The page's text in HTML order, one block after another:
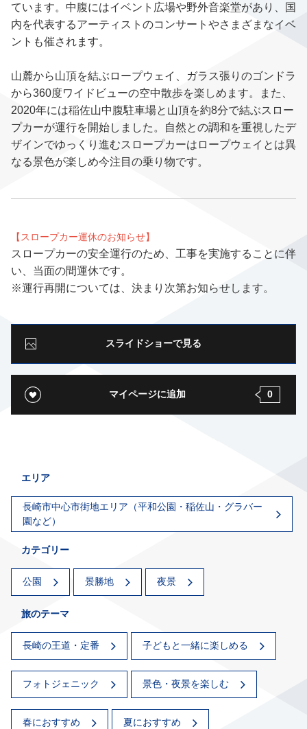
ています。中腹にはイベント広場や野外音楽堂があり、国
内を代表するアーティストのコンサートやさまざまなイベ
ントも催されます。
山麓から山頂を結ぶロープウェイ、ガラス張りのゴンドラ
から360度ワイドビューの空中散歩を楽しめます。また、
2020年には稲佐山中腹駐車場と山頂を約8分で結ぶスロー
プカーが運行を開始しました。自然との調和を重視したデ
ザインでゆっくり進むスロープカーはロープウェイとは異
なる景色が楽しめ今注目の乗り物です。
【スロープカー運休のお知らせ】
スロープカーの安全運行のため、工事を実施することに伴
い、当面の間運休です。
※運行再開については、決まり次第お知らせします。
スライドショーで見る
マイページに追加 0
エリア
長崎市中心市街地エリア（平和公園・稲佐山・グラバー
園など）
カテゴリー
公園 景勝地 夜景
旅のテーマ
長崎の王道・定番 子どもと一緒に楽しめる
フォトジェニック 景色・夜景を楽しむ
春におすすめ 夏におすすめ